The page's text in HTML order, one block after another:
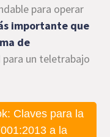
para operar
importante que
de
para un teletrabajo
Claves para la
a la